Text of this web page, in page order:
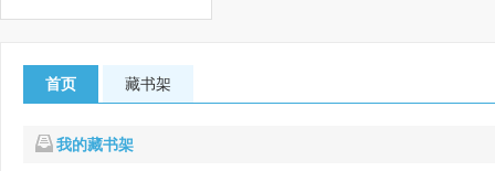
首页 藏书架
我的藏书架